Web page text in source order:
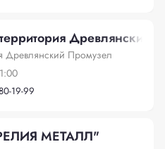
Древлянский
Древлянский Промузел
19-99
МЕТАЛЛ"